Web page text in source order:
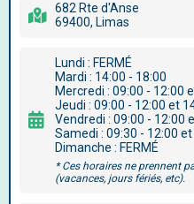
682 Rte d'Anse
69400, Limas
Lundi : FERMÉ
Mardi : 14:00 - 18:00
Mercredi : 09:00 - 12:00
Jeudi : 09:00 - 12:00 et
Vendredi : 09:00 - 12:00
Samedi : 09:30 - 12:00
Dimanche : FERMÉ
* Ces horaires ne prennent
(vacances, jours fériés, etc).